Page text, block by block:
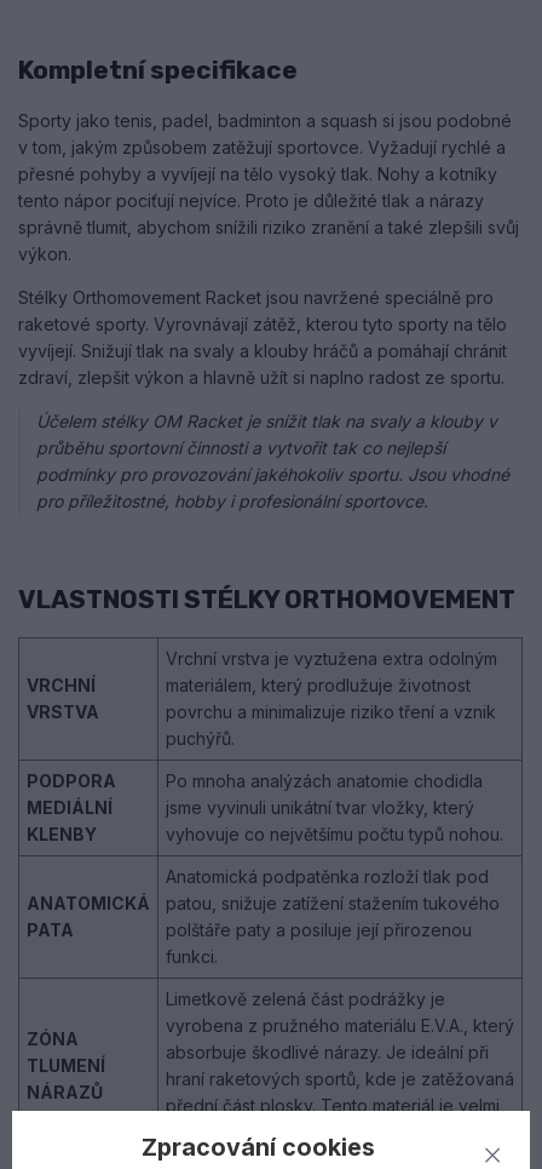
Kompletní specifikace
Sporty jako tenis, padel, badminton a squash si jsou podobné
v tom, jakým způsobem zatěžují sportovce. Vyžadují rychlé a
přesné pohyby a vyvíjejí na tělo vysoký tlak. Nohy a kotníky
tento nápor pociťují nejvíce. Proto je důležité tlak a nárazy
správně tlumit, abychom snížili riziko zranění a také zlepšili svůj
výkon.
Stélky Orthomovement Racket jsou navržené speciálně pro
raketové sporty. Vyrovnávají zátěž, kterou tyto sporty na tělo
vyvíjejí. Snižují tlak na svaly a klouby hráčů a pomáhají chránit
zdraví, zlepšit výkon a hlavně užít si naplno radost ze sportu.
Účelem stélky OM Racket je snížit tlak na svaly a klouby v
průběhu sportovní činnosti a vytvořit tak co nejlepší
podmínky pro provozování jakéhokoliv sportu. Jsou vhodné
pro příležitostné, hobby i profesionální sportovce.
VLASTNOSTI STÉLKY ORTHOMOVEMENT
VRCHNÍ
VRSTVA
Vrchní vrstva je vyztužena extra odolným
materiálem, který prodlužuje životnost
povrchu a minimalizuje riziko tření a vznik
puchýřů.
PODPORA
MEDIÁLNÍ
KLENBY
Po mnoha analýzách anatomie chodidla
jsme vyvinuli unikátní tvar vložky, který
vyhovuje co největšímu počtu typů nohou.
ANATOMICKÁ
PATA
Anatomická podpatěnka rozloží tlak pod
patou, snižuje zatížení stažením tukového
polštáře paty a posiluje její přirozenou
funkci.
ZÓNA
TLUMENÍ
NÁRAZŮ
Limetkově zelená část podrážky je
vyrobena z pružného materiálu E.V.A., který
absorbuje škodlivé nárazy. Je ideální při
hraní raketových sportů, kde je zatěžovaná
přední část plosky. Tento materiál je velmi
Zpracování cookies